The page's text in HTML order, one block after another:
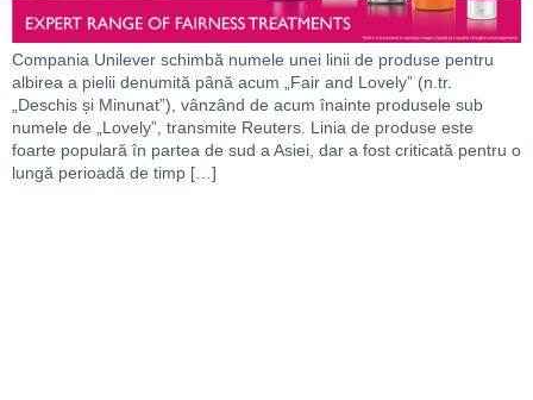
Compania Unilever schimbă numele unei linii de produse pentru
albirea a pielii denumită până acum „Fair and Lovely” (n.tr.
„Deschis și Minunat”), vânzând de acum înainte produsele sub
numele de „Lovely”, transmite Reuters. Linia de produse este
foarte populară în partea de sud a Asiei, dar a fost criticată pentru o
lungă perioadă de timp […]